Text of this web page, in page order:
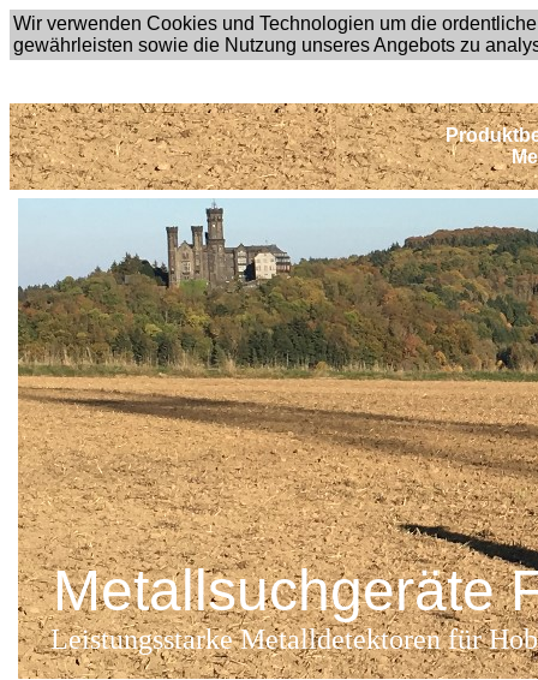
Wir verwenden Cookies und Technologien um die
gewährleisten sowie die Nutzung unseres Angebots zu
Metallsuchgeräte
Leistungsstarke Metalldetektoren für